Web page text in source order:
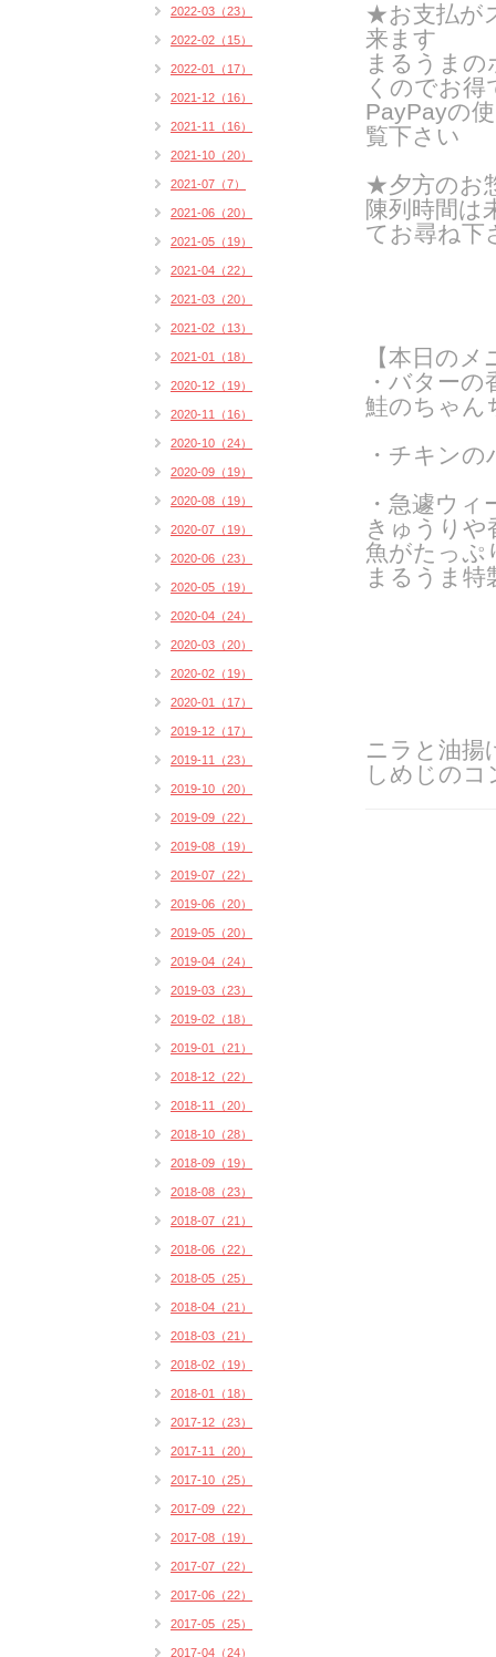
★お支払が
来ます
まるうま
くのでお得
PayPayの
覧下さい
★夕方のお
陳列時間は
てお尋ね下
【本日のメ
・バターの
鮭のちゃん
・チキン
・急遽ウ
きゅうりや
魚がたっぷ
まるうま特
ニラと油揚
しめじの
2022-03（23）
2022-02（15）
2022-01（17）
2021-12（16）
2021-11（16）
2021-10（20）
2021-07（7）
2021-06（20）
2021-05（19）
2021-04（22）
2021-03（20）
2021-02（13）
2021-01（18）
2020-12（19）
2020-11（16）
2020-10（24）
2020-09（19）
2020-08（19）
2020-07（19）
2020-06（23）
2020-05（19）
2020-04（24）
2020-03（20）
2020-02（19）
2020-01（17）
2019-12（17）
2019-11（23）
2019-10（20）
2019-09（22）
2019-08（19）
2019-07（22）
2019-06（20）
2019-05（20）
2019-04（24）
2019-03（23）
2019-02（18）
2019-01（21）
2018-12（22）
2018-11（20）
2018-10（28）
2018-09（19）
2018-08（23）
2018-07（21）
2018-06（22）
2018-05（25）
2018-04（21）
2018-03（21）
2018-02（19）
2018-01（18）
2017-12（23）
2017-11（20）
2017-10（25）
2017-09（22）
2017-08（19）
2017-07（22）
2017-06（22）
2017-05（25）
2017-04（24）